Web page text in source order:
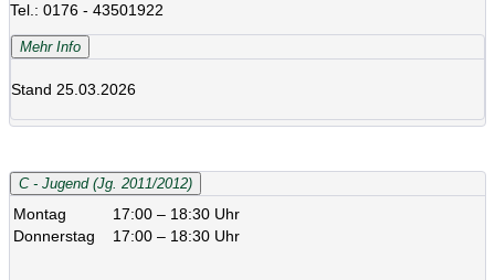
Tel.: 0176 - 43501922
Mehr Info
Stand 25.03.2026
C - Jugend (Jg. 2011/2012)
Montag
17:00 – 18:30 Uhr
Donnerstag
17:00 – 18:30 Uhr